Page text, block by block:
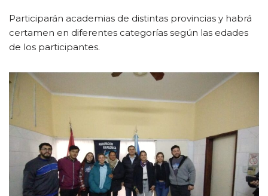
Participarán academias de distintas provincias y habrá
certamen en diferentes categorías según las edades
de los participantes.